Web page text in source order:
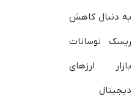
به دنبال کاهش
ریسک نوسانات
بازار ارزهای
دیجیتال